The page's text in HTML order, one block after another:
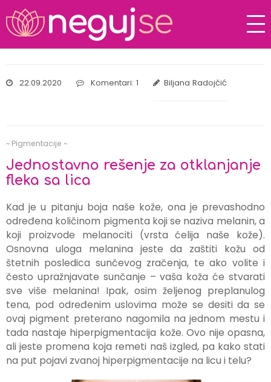
22.09.2020 Komentari: 1 Biljana Radojčić
~ Pigmentacije ~
Jednostavno rešenje za otklanjanje
fleka sa lica
Kad je u pitanju boja naše kože, ona je prevashodno
određena količinom pigmenta koji se naziva melanin, a
koji proizvode melanociti (vrsta ćelija naše kože).
Osnovna uloga melanina jeste da zaštiti kožu od
štetnih posledica sunčevog zračenja, te ako volite i
često upražnjavate sunčanje – vaša koža će stvarati
sve više melanina! Ipak, osim željenog preplanulog
tena, pod određenim uslovima može se desiti da se
ovaj pigment preterano nagomila na jednom mestu i
tada nastaje hiperpigmentacija kože. Ovo nije opasna,
ali jeste promena koja remeti naš izgled, pa kako stati
na put pojavi zvanoj hiperpigmentacije na licu i telu?